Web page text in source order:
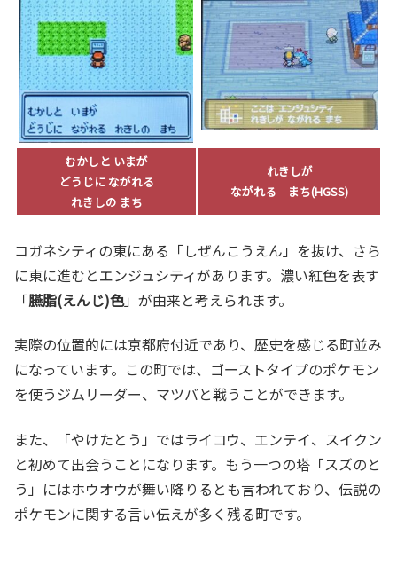
むかしと いまが
どうじに ながれる
れきしの まち
れきしが
ながれる まち(HGSS)
コガネシティの東にある「しぜんこうえん」を抜け、さら
に東に進むとエンジュシティがあります。濃い紅色を表す
「臙脂(えんじ)色」が由来と考えられます。
実際の位置的には京都府付近であり、歴史を感じる町並み
になっています。この町では、ゴーストタイプのポケモン
を使うジムリーダー、マツバと戦うことができます。
また、「やけたとう」ではライコウ、エンテイ、スイクン
と初めて出会うことになります。もう一つの塔「スズのと
う」にはホウオウが舞い降りるとも言われており、伝説の
ポケモンに関する言い伝えが多く残る町です。